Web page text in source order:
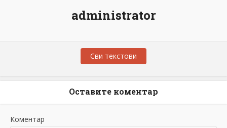
administrator
Сви текстови
Оставите коментар
Коментар